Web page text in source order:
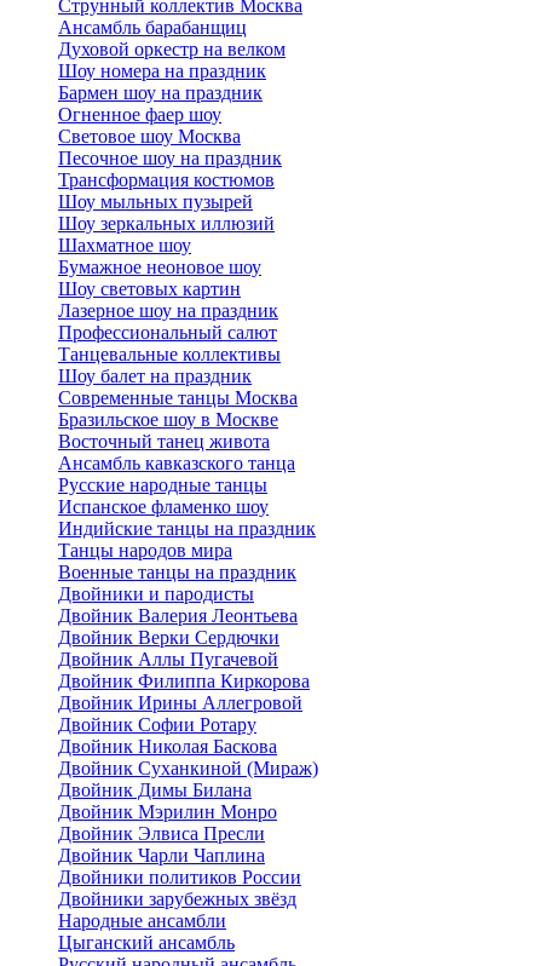
Струнный коллектив Москва
Ансамбль барабанщиц
Духовой оркестр на велком
Шоу номера на праздник
Бармен шоу на праздник
Огненное фаер шоу
Световое шоу Москва
Песочное шоу на праздник
Трансформация костюмов
Шоу мыльных пузырей
Шоу зеркальных иллюзий
Шахматное шоу
Бумажное неоновое шоу
Шоу световых картин
Лазерное шоу на праздник
Профессиональный салют
Танцевальные коллективы
Шоу балет на праздник
Современные танцы Москва
Бразильское шоу в Москве
Восточный танец живота
Ансамбль кавказского танца
Русские народные танцы
Испанское фламенко шоу
Индийские танцы на праздник
Танцы народов мира
Военные танцы на праздник
Двойники и пародисты
Двойник Валерия Леонтьева
Двойник Верки Сердючки
Двойник Аллы Пугачевой
Двойник Филиппа Киркорова
Двойник Ирины Аллегровой
Двойник Софии Ротару
Двойник Николая Баскова
Двойник Суханкиной (Мираж)
Двойник Димы Билана
Двойник Мэрилин Монро
Двойник Элвиса Пресли
Двойник Чарли Чаплина
Двойники политиков России
Двойники зарубежных звёзд
Народные ансамбли
Цыганский ансамбль